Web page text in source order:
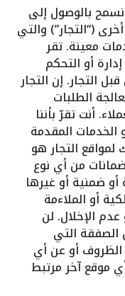
نسمح بالوصول إلى
(“التجار”) والتي
معينة. تقر
أو التحكم
التجار. إن التجار
الطلبات
أنت تقرّ بأننا
الخدمات المقدمة
لمواقع التجار هو
من أي نوع
ضمنية أو غيرها
أو الملاءمة
الإخلال. لن
التي
أو عن أي
موقع آخر مرتبط